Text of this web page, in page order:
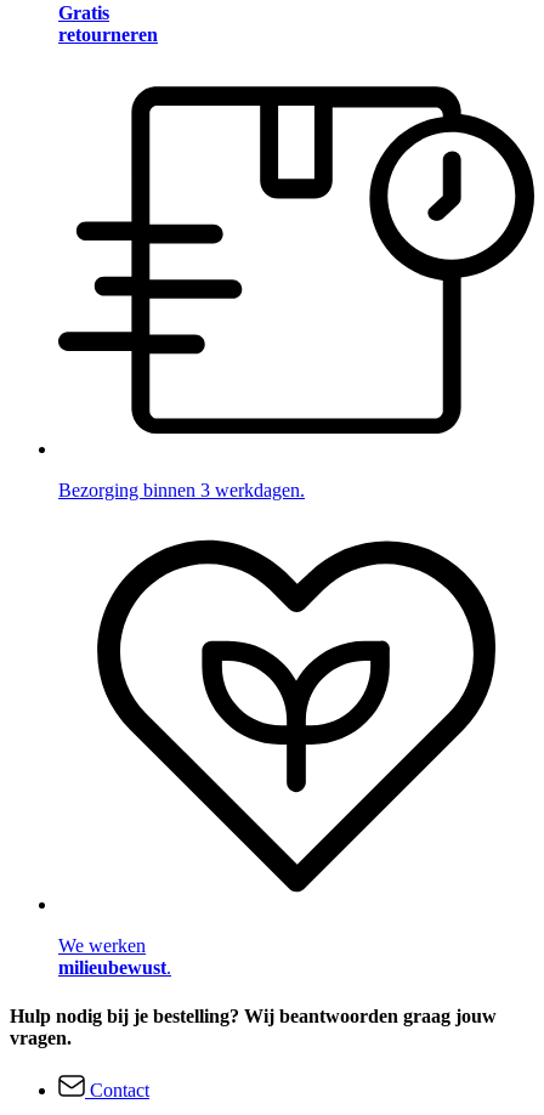
Gratis
retourneren
Bezorging binnen 3 werkdagen.
We werken
milieubewust.
Hulp nodig bij je bestelling? Wij beantwoorden graag jouw
vragen.
Contact